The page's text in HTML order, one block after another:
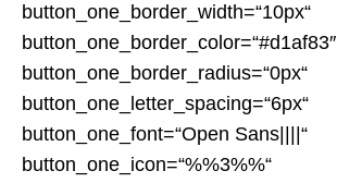
button_one_border_width=“10px“
button_one_border_color=“#d1af83″
button_one_border_radius=“0px“
button_one_letter_spacing=“6px“
button_one_font=“Open Sans||||“
button_one_icon=“%%3%%“